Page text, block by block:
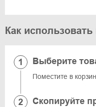
Как
Выберите
Поместите в
Скопируйте